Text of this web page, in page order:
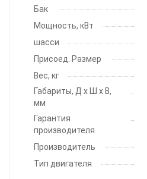
Бак
Мощность, кВт
шасси
Присоед. Размер
Вес, кг
Габариты, Д х Ш х В,
мм
Гарантия
производителя
Производитель
Тип двигателя